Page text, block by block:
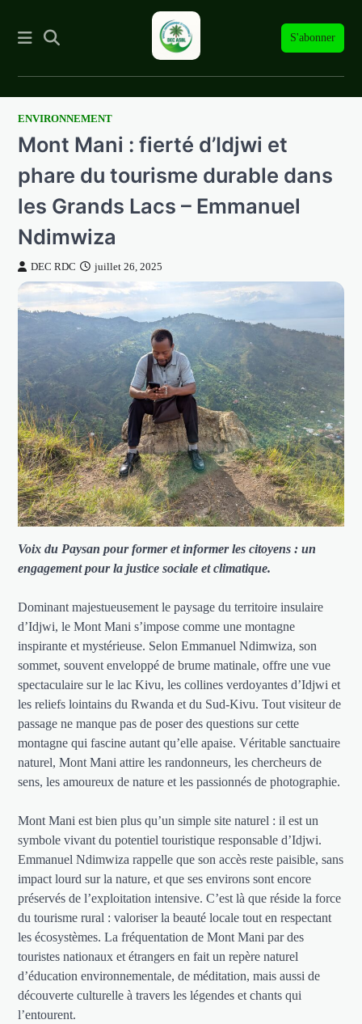
S'abonner
SkipENVIRONNEMENT
Mont Mani : fierté d’Idjwi et
phare du tourisme durable dans
les Grands Lacs – Emmanuel
Ndimwiza
DEC RDC juillet 26, 2025
Voix du Paysan pour former et informer les citoyens : un
engagement pour la justice sociale et climatique.
Dominant majestueusement le paysage du territoire insulaire
d’Idjwi, le Mont Mani s’impose comme une montagne
inspirante et mystérieuse. Selon Emmanuel Ndimwiza, son
sommet, souvent enveloppé de brume matinale, offre une vue
spectaculaire sur le lac Kivu, les collines verdoyantes d’Idjwi et
les reliefs lointains du Rwanda et du Sud-Kivu. Tout visiteur de
passage ne manque pas de poser des questions sur cette
montagne qui fascine autant qu’elle apaise. Véritable sanctuaire
naturel, Mont Mani attire les randonneurs, les chercheurs de
sens, les amoureux de nature et les passionnés de photographie.
Mont Mani est bien plus qu’un simple site naturel : il est un
symbole vivant du potentiel touristique responsable d’Idjwi.
Emmanuel Ndimwiza rappelle que son accès reste paisible, sans
impact lourd sur la nature, et que ses environs sont encore
préservés de l’exploitation intensive. C’est là que réside la force
du tourisme rural : valoriser la beauté locale tout en respectant
les écosystèmes. La fréquentation de Mont Mani par des
touristes nationaux et étrangers en fait un repère naturel
d’éducation environnementale, de méditation, mais aussi de
découverte culturelle à travers les légendes et chants qui
l’entourent.